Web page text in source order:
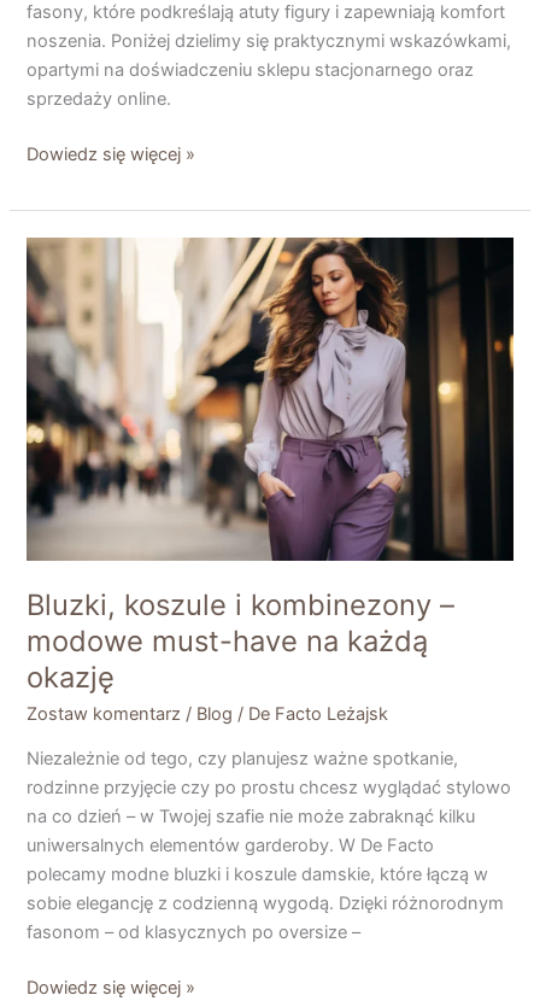
fasony, które podkreślają atuty figury i zapewniają komfort
noszenia. Poniżej dzielimy się praktycznymi wskazówkami,
opartymi na doświadczeniu sklepu stacjonarnego oraz
sprzedaży online.
Dowiedz się więcej »
Bluzki, koszule i kombinezony –
modowe must-have na każdą
okazję
Zostaw komentarz / Blog / De Facto Leżajsk
Niezależnie od tego, czy planujesz ważne spotkanie,
rodzinne przyjęcie czy po prostu chcesz wyglądać stylowo
na co dzień – w Twojej szafie nie może zabraknąć kilku
uniwersalnych elementów garderoby. W De Facto
polecamy modne bluzki i koszule damskie, które łączą w
sobie elegancję z codzienną wygodą. Dzięki różnorodnym
fasonom – od klasycznych po oversize –
Bluzki,
koszule
i
kombinezony
modowe
must-
have
na
każdą
Dowiedz się więcej »